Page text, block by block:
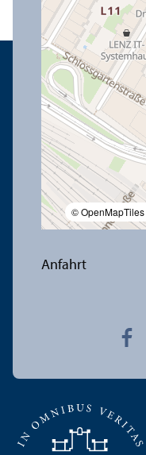
© OpenMapTiles
Anfahrt